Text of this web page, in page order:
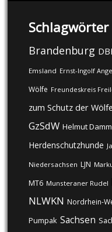
Schlagwörter
Brandenburg
Emsland Ernst-Ingolf
Wölfe Freundeskreis
zum Schutz der Wölfe
GzSdW Helmut
Herdenschutzhunde
Niedersachsen LJN
MT6 Munsteraner Rudel
NLWKN Nordrhein-
Pumpak Sachsen